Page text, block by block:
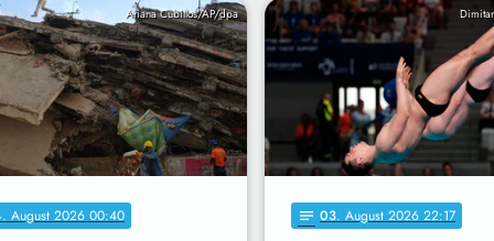
Ariana Cubillos/AP/dpa
. August 2026 00:40 notes 03. August 2026 22:17